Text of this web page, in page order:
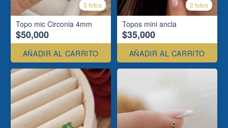
3 fotos
Topo mic Circonia 4mm
$50,000
AÑADIR AL CARRITO
2 fotos
Topos mini ancla
$35,000
AÑADIR AL CARRITO